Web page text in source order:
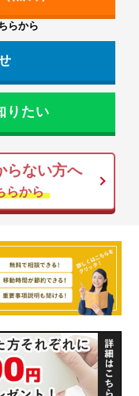
らから
りたい
らない方へ
らから